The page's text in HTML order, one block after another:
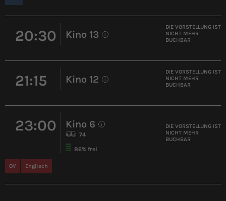
20:30 Kino 13 i
DIE VORSTELLUNG IST
NICHT MEHR
BUCHBAR
21:15 Kino 12 i
DIE VORSTELLUNG IST
NICHT MEHR
BUCHBAR
23:00 Kino 6 i
74
86% frei
OV Englisch
DIE VORSTELLUNG IST
NICHT MEHR
BUCHBAR